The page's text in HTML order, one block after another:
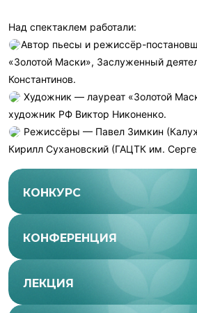
Над спектаклем работали:
Автор пьесы и режиссёр-
«Золотой Маски», Заслуженный
Константинов.
Художник — лауреат «Золотой
художник РФ Виктор Никоненко.
Режиссёры — Павел Зимкин
Кирилл Сухановский (ГАЦТК им.
КОНКУРС
КОНФЕРЕНЦИЯ
ЛЕКЦИЯ